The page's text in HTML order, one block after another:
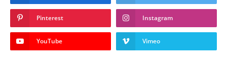
Pinterest Instagram
YouTube Vimeo